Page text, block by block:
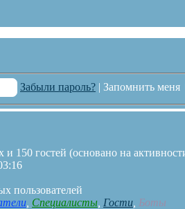
Забыли пароль? | Запомнить меня
150 гостей (основано на
пользователей
Специалисты Гости Боты